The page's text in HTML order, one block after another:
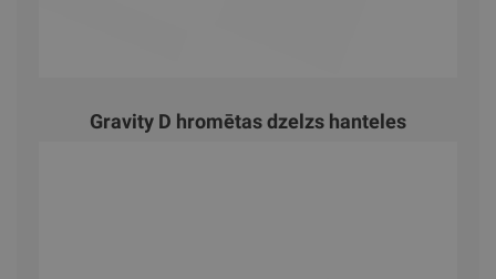
Gravity D hromētas dzelzs hanteles